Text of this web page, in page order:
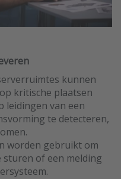
kunnen
kritische plaatsen
leidingen van een
te detecteren,
worden gebruikt om
of een melding